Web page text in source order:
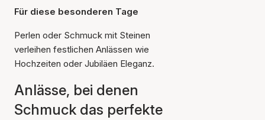
Für diese besonderen Tage
Perlen oder Schmuck mit Steinen
verleihen festlichen Anlässen wie
Hochzeiten oder Jubiläen Eleganz.
Anlässe, bei denen
Schmuck das perfekte